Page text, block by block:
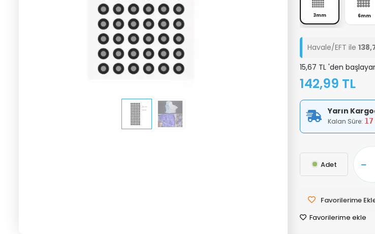
3mm 6mm
Havale/EFT ile
15,67 TL 'den
142,99 TL
Yarın
Kalan Süre:
Adet
Favorilerime
Favorilerime ekle